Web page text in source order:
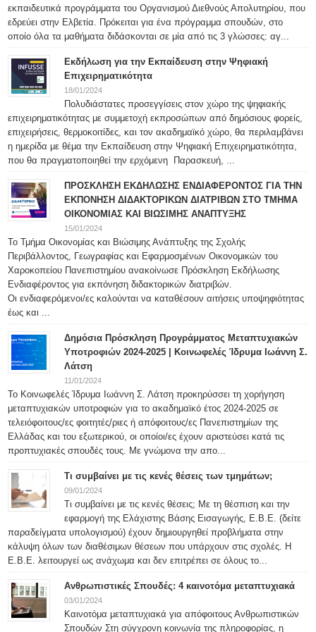
εκπαιδευτικά προγράμματα του Οργανισμού Διεθνούς Απολυτηρίου, που
εδρεύει στην Ελβετία. Πρόκειται για ένα πρόγραμμα σπουδών, στο
οποίο όλα τα μαθήματα διδάσκονται σε μία από τις 3 γλώσσες: αγ...
Εκδήλωση για την Εκπαίδευση στην Ψηφιακή
Επιχειρηματικότητα
18/01/2024
Πολυδιάστατες προσεγγίσεις στον χώρο της ψηφιακής
επιχειρηματικότητας με συμμετοχή εκπροσώπων από δημόσιους φορείς,
επιχειρήσεις, θερμοκοιτίδες, και τον ακαδημαϊκό χώρο, θα περιλαμβάνει
η ημερίδα με θέμα την Εκπαίδευση στην Ψηφιακή Επιχειρηματικότητα,
που θα πραγματοποιηθεί την ερχόμενη Παρασκευή, ...
ΠΡΟΣΚΛΗΣΗ ΕΚΔΗΛΩΣΗΣ ΕΝΔΙΑΦΕΡΟΝΤΟΣ ΓΙΑ ΤΗΝ
ΕΚΠΟΝΗΣΗ ΔΙΔΑΚΤΟΡΙΚΩΝ ΔΙΑΤΡΙΒΩΝ ΣΤΟ ΤΜΗΜΑ
ΟΙΚΟΝΟΜΙΑΣ ΚΑΙ ΒΙΩΣΙΜΗΣ ΑΝΑΠΤΥΞΗΣ
15/01/2024
Το Τμήμα Οικονομίας και Βιώσιμης Ανάπτυξης της Σχολής
Περιβάλλοντος, Γεωγραφίας και Εφαρμοσμένων Οικονομικών του
Χαροκοπείου Πανεπιστημίου ανακοίνωσε Πρόσκληση Εκδήλωσης
Ενδιαφέροντος για εκπόνηση διδακτορικών διατριβών.
Οι ενδιαφερόμενοι/ες καλούνται να καταθέσουν αιτήσεις υποψηφιότητας
έως και ...
Δημόσια Πρόσκληση Προγράμματος Μεταπτυχιακών
Υποτροφιών 2024-2025 | Κοινωφελές Ίδρυμα Ιωάννη Σ.
Λάτση
11/01/2024
Το Κοινωφελές Ίδρυμα Ιωάννη Σ. Λάτση προκηρύσσει τη χορήγηση
μεταπτυχιακών υποτροφιών για το ακαδημαϊκό έτος 2024-2025 σε
τελειόφοιτους/ες φοιτητές/ριες ή απόφοιτους/ες Πανεπιστημίων της
Ελλάδας και του εξωτερικού, οι οποίοι/ες έχουν αριστεύσει κατά τις
προπτυχιακές σπουδές τους. Με γνώμονα την απο...
Τι συμβαίνει με τις κενές θέσεις των τμημάτων;
09/01/2024
Τι συμβαίνει με τις κενές θέσεις; Με τη θέσπιση και την
εφαρμογή της Ελάχιστης Βάσης Εισαγωγής, Ε.Β.Ε. (δείτε
παραδείγματα υπολογισμού) έχουν δημιουργηθεί προβλήματα στην
κάλυψη όλων των διαθέσιμων θέσεων που υπάρχουν στις σχολές. Η
Ε.Β.Ε. λειτουργεί ως ανάχωμα και δεν επιτρέπει σε όλους το...
Ανθρωπιστικές Σπουδές: 4 καινοτόμα μεταπτυχιακά
03/01/2024
Καινοτόμα μεταπτυχιακά για απόφοιτους Ανθρωπιστικών
Σπουδών Στη σύγχρονη κοινωνία της πληροφορίας, η